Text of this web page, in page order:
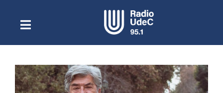
contenidoToggle
NavigationEscuchar Radio UdeC en vivo
Quiénes Somos
Programación